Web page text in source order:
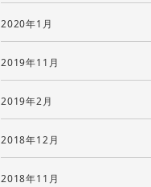
2020年1月
2019年11月
2019年2月
2018年12月
2018年11月